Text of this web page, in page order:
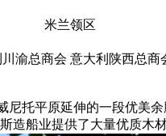
米兰领区
渝总商会 意大利陕西总
托平原延伸的一段优
船业提供了大量优质木材